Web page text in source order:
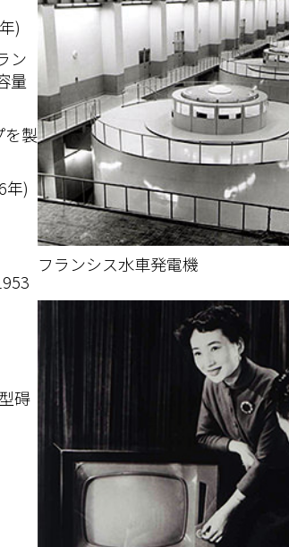
)
ン
量
を製
年)
碍
フランシス水車発電機